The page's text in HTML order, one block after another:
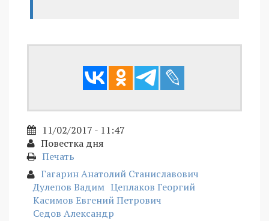
11/02/2017 - 11:47
Повестка дня
Печать
Гагарин Анатолий Станиславович
Дулепов Вадим Цеплаков Георгий
Касимов Евгений Петрович
Седов Александр